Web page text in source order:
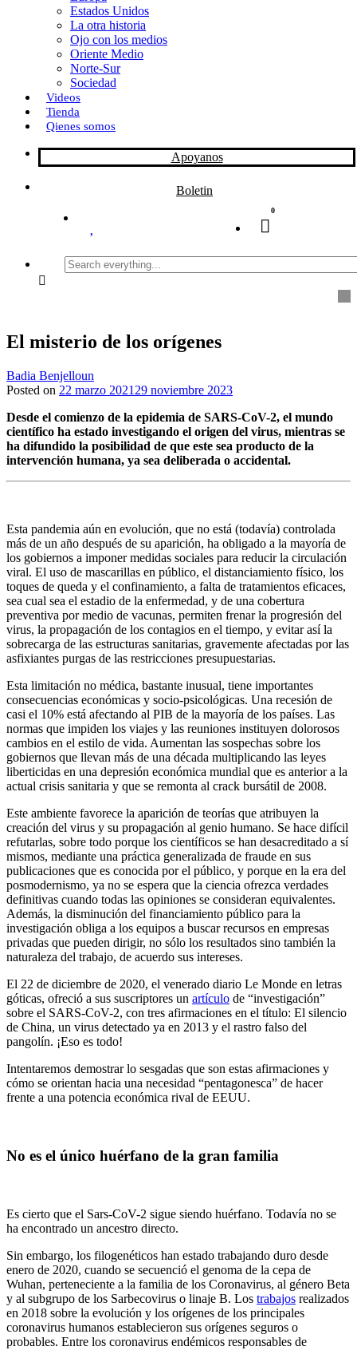
Estados Unidos
La otra historia
Ojo con los medios
Oriente Medio
Norte-Sur
Sociedad
Videos
Tienda
Qienes somos
Apoyanos
Boletin
0
Search
everything...
El misterio de los orígenes
Badia Benjelloun
Posted on 22 marzo 2021 29 noviembre 2023
Desde el comienzo de la epidemia de SARS-CoV-2, el mundo
científico ha estado investigando el origen del virus, mientras se
ha difundido la posibilidad de que este sea producto de la
intervención humana, ya sea deliberada o accidental.
Esta pandemia aún en evolución, que no está (todavía) controlada
más de un año después de su aparición, ha obligado a la mayoría de
los gobiernos a imponer medidas sociales para reducir la circulación
viral. El uso de mascarillas en público, el distanciamiento físico, los
toques de queda y el confinamiento, a falta de tratamientos eficaces,
sea cual sea el estadio de la enfermedad, y de una cobertura
preventiva por medio de vacunas, permiten frenar la progresión del
virus, la propagación de los contagios en el tiempo, y evitar así la
sobrecarga de las estructuras sanitarias, gravemente afectadas por las
asfixiantes purgas de las restricciones presupuestarias.
Esta limitación no médica, bastante inusual, tiene importantes
consecuencias económicas y socio-psicológicas. Una recesión de
casi el 10% está afectando al PIB de la mayoría de los países. Las
normas que impiden los viajes y las reuniones instituyen dolorosos
cambios en el estilo de vida. Aumentan las sospechas sobre los
gobiernos que llevan más de una década multiplicando las leyes
liberticidas en una depresión económica mundial que es anterior a la
actual crisis sanitaria y que se remonta al crack bursátil de 2008.
Este ambiente favorece la aparición de teorías que atribuyen la
creación del virus y su propagación al genio humano. Se hace difícil
refutarlas, sobre todo porque los científicos se han desacreditado a sí
mismos, mediante una práctica generalizada de fraude en sus
publicaciones que es conocida por el público, y porque en la era del
posmodernismo, ya no se espera que la ciencia ofrezca verdades
definitivas cuando todas las opiniones se consideran equivalentes.
Además, la disminución del financiamiento público para la
investigación obliga a los equipos a buscar recursos en empresas
privadas que pueden dirigir, no sólo los resultados sino también la
naturaleza del trabajo, de acuerdo sus intereses.
El 22 de diciembre de 2020, el venerado diario Le Monde en letras
góticas, ofreció a sus suscriptores un artículo de “investigación”
sobre el SARS-CoV-2, con tres afirmaciones en el título: El silencio
de China, un virus detectado ya en 2013 y el rastro falso del
pangolín. ¡Eso es todo!
Intentaremos demostrar lo sesgadas que son estas afirmaciones y
cómo se orientan hacia una necesidad “pentagonesca” de hacer
frente a una potencia económica rival de EEUU.
No es el único huérfano de la gran familia
Es cierto que el Sars-CoV-2 sigue siendo huérfano. Todavía no se
ha encontrado un ancestro directo.
Sin embargo, los filogenéticos han estado trabajando duro desde
enero de 2020, cuando se secuenció el genoma de la cepa de
Wuhan, perteneciente a la familia de los Coronavirus, al género Beta
y al subgrupo de los Sarbecovirus o linaje B. Los trabajos realizados
en 2018 sobre la evolución y los orígenes de los principales
coronavirus humanos establecieron sus orígenes seguros o
probables. Entre los coronavirus endémicos responsables de